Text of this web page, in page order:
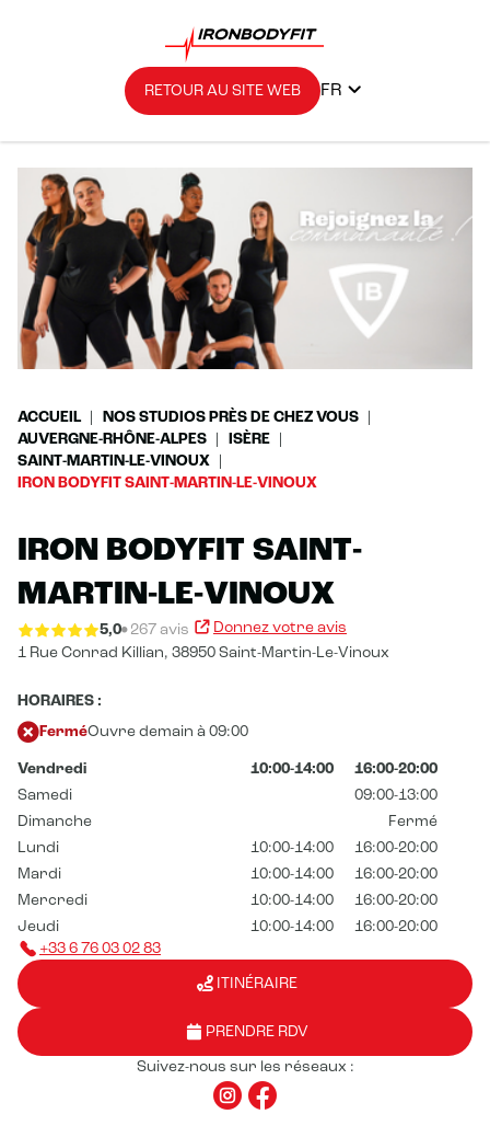
RETOUR AU SITE WEB FR
ACCUEIL
NOS STUDIOS PRÈS DE CHEZ VOUS
AUVERGNE-RHÔNE-ALPES
ISÈRE
SAINT-MARTIN-LE-VINOUX
IRON BODYFIT SAINT-MARTIN-LE-VINOUX
IRON BODYFIT SAINT-
MARTIN-LE-VINOUX
5,0 267 avis
Donnez votre avis
1 Rue Conrad Killian, 38950 Saint-Martin-Le-Vinoux
HORAIRES :
FerméOuvre demain à 09:00
Vendredi 10:00-14:00
16:00-20:00
Samedi
09:00-13:00
Dimanche
Fermé
Lundi
10:00-14:00
16:00-20:00
Mardi
10:00-14:00
16:00-20:00
Mercredi
10:00-14:00
16:00-20:00
Jeudi
10:00-14:00
16:00-20:00
+33 6 76 03 02 83
ITINÉRAIRE
PRENDRE RDV
Suivez-nous sur les réseaux :